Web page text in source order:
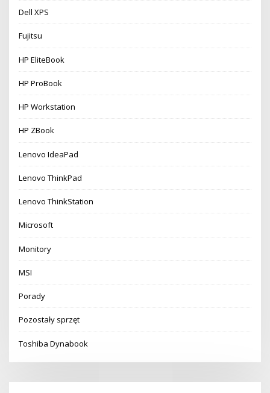
Dell XPS
Fujitsu
HP EliteBook
HP ProBook
HP Workstation
HP ZBook
Lenovo IdeaPad
Lenovo ThinkPad
Lenovo ThinkStation
Microsoft
Monitory
MSI
Porady
Pozostały sprzęt
Toshiba Dynabook